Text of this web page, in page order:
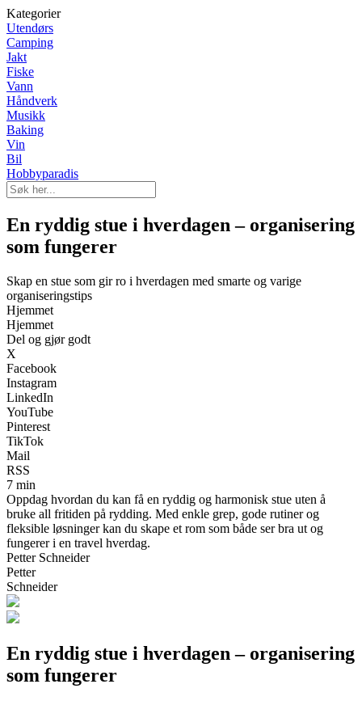
Kategorier
Utendørs
Camping
Jakt
Fiske
Vann
Håndverk
Musikk
Baking
Vin
Bil
Hobbyparadis
En ryddig stue i hverdagen – organisering
som fungerer
Skap en stue som gir ro i hverdagen med smarte og varige
organiseringstips
Hjemmet
Hjemmet
Del og gjør godt
X
Facebook
Instagram
LinkedIn
YouTube
Pinterest
TikTok
Mail
RSS
7 min
Oppdag hvordan du kan få en ryddig og harmonisk stue uten å
bruke all fritiden på rydding. Med enkle grep, gode rutiner og
fleksible løsninger kan du skape et rom som både ser bra ut og
fungerer i en travel hverdag.
Petter Schneider
Petter
Schneider
En ryddig stue i hverdagen – organisering
som fungerer